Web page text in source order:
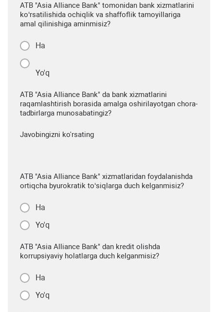
ATB "Asia Alliance Bank" tomonidan bank xizmatlarini
ko‘rsatilishida ochiqlik va shaffoflik tamoyillariga
amal qilinishiga aminmisiz?
Ha
Yo'q
ATB "Asia Alliance Bank" da bank xizmatlarini
raqamlashtirish borasida amalga oshirilayotgan chora-
tadbirlarga munosabatingiz?
Javobingizni ko'rsating
ATB "Asia Alliance Bank" xizmatlaridan foydalanishda
ortiqcha byurokratik to‘siqlarga duch kelganmisiz?
Ha
Yo'q
ATB "Asia Alliance Bank" dan kredit olishda
korrupsiyaviy holatlarga duch kelganmisiz?
Ha
Yo'q